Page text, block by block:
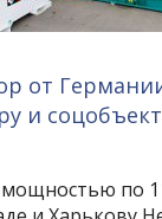
от
и
по